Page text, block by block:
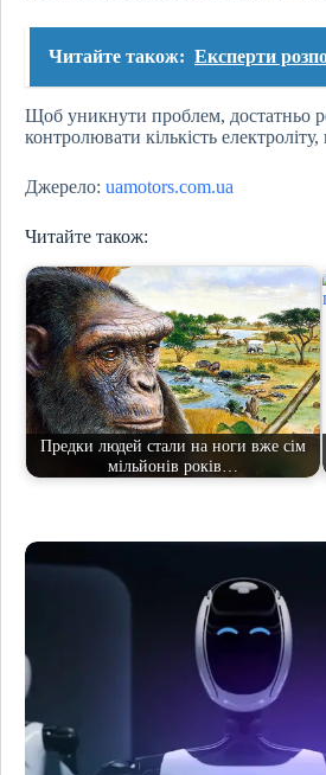
Читайте також: Експерти
Щоб уникнути проблем, достатньо
контролювати кількість
Джерело: uamotors.com.ua
Читайте також:
Предки людей стали на ноги вже сім
мільйонів років…